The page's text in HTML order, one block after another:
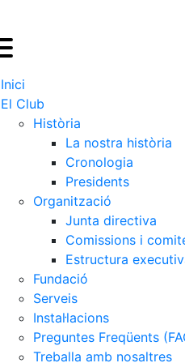
Inici
El Club
Història
La nostra història
Cronologia
Presidents
Organització
Junta directiva
Comissions i
Estructura
Fundació
Serveis
Instal·lacions
Preguntes Freqüents
Treballa amb nosaltres